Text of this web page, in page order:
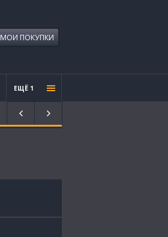
МОИ ПОКУПКИ
ЕЩЁ 1
Проче
е